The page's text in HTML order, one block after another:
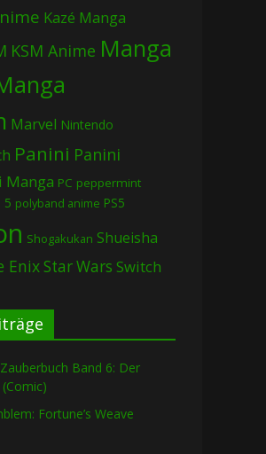
Kazé Manga
KSM Anime Manga
Marvel Nintendo
Panini Panini
Manga PC peppermint
5 polyband anime PS5
Shogakukan Shueisha
EnixStar Wars Switch
Band 6: Der
Fortune’s Weave